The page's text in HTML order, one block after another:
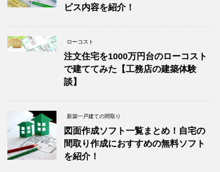
ビス内容を紹介！
ローコスト
注文住宅を1000万円台のローコスト
で建ててみた【工務店の建築体験
談】
新築一戸建ての間取り
図面作成ソフト一覧まとめ！自宅の
間取り作成におすすめの無料ソフト
を紹介！